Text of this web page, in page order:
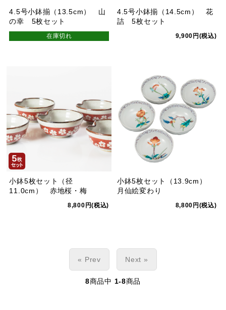
4.5号小鉢揃（13.5cm） 山
の幸 5枚セット
在庫切れ
4.5号小鉢揃（14.5cm） 花
詰 5枚セット
9,900円(税込)
小鉢5枚セット（径
11.0cm） 赤地桜・梅
8,800円(税込)
小鉢5枚セット（13.9cm）
月仙絵変わり
8,800円(税込)
« Prev Next »
8商品中 1-8商品